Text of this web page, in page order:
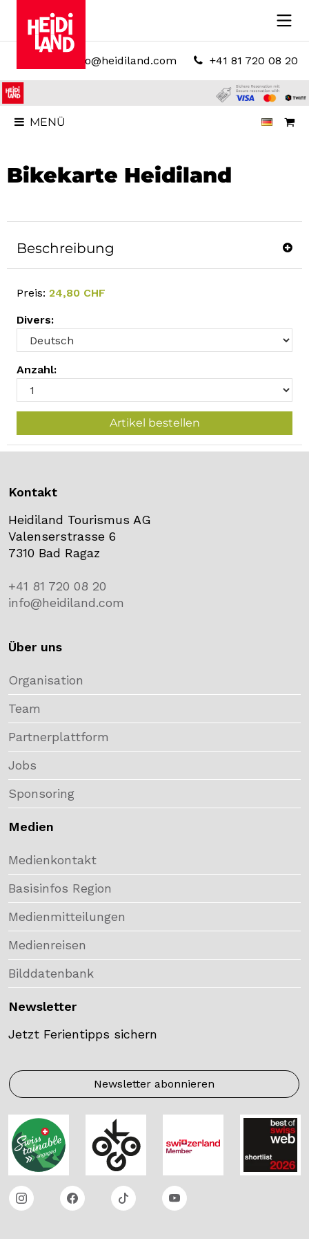
info@heidiland.com +41 81 720 08 20
MENÜ
Bikekarte Heidiland
Beschreibung
Preis: 24,80 CHF
Divers:
Anzahl:
Artikel bestellen
Kontakt
Heidiland Tourismus AG
Valenserstrasse 6
7310 Bad Ragaz
+41 81 720 08 20
info@heidiland.com
Über uns
Organisation
Team
Partnerplattform
Jobs
Sponsoring
Medien
Medienkontakt
Basisinfos Region
Medienmitteilungen
Medienreisen
Bilddatenbank
Newsletter
Jetzt Ferientipps sichern
Newsletter abonnieren